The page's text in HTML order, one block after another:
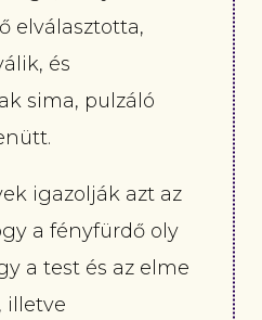
elválasztotta,
és
sima, pulzáló
igazolják azt az
a fényfürdő oly
a test és az elme
illetve